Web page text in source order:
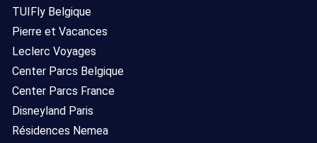
TUIFly Belgique
Pierre et Vacances
Leclerc Voyages
Center Parcs Belgique
Center Parcs France
Disneyland Paris
Résidences Nemea